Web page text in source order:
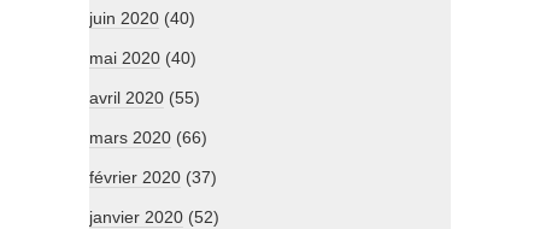
juin 2020 (40)
mai 2020 (40)
avril 2020 (55)
mars 2020 (66)
février 2020 (37)
janvier 2020 (52)